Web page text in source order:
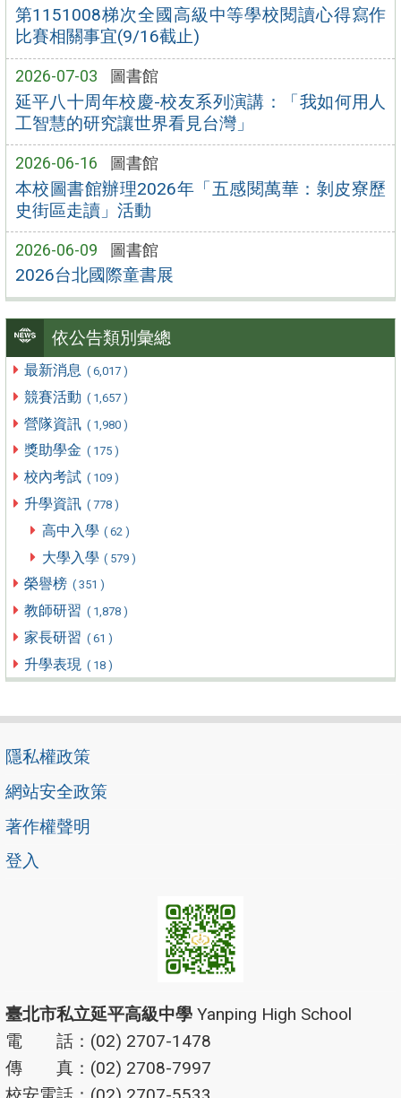
第1151008梯次全國高級中等學校閱讀心得寫作
比賽相關事宜(9/16截止)
2026-07-03 圖書館
延平八十周年校慶-校友系列演講：「我如何用人
工智慧的研究讓世界看見台灣」
2026-06-16 圖書館
本校圖書館辦理2026年「五感閱萬華：剝皮寮歷
史街區走讀」活動
2026-06-09 圖書館
2026台北國際童書展
依公告類別彙總
最新消息 ( 6,017 )
競賽活動 ( 1,657 )
營隊資訊 ( 1,980 )
獎助學金 ( 175 )
校內考試 ( 109 )
升學資訊 ( 778 )
高中入學 ( 62 )
大學入學 ( 579 )
榮譽榜 ( 351 )
教師研習 ( 1,878 )
家長研習 ( 61 )
升學表現 ( 18 )
隱私權政策
網站安全政策
著作權聲明
登入
臺北市私立延平高級中學 Yanping High School
電 話：(02) 2707-1478
傳 真：(02) 2708-7997